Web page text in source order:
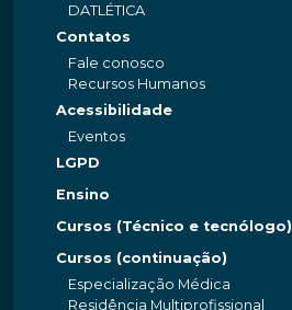
DATLÉTICA
Contatos
Fale conosco
Recursos Humanos
Acessibilidade
Eventos
LGPD
Ensino
Cursos (Técnico e tecnólogo)
Cursos (continuação)
Especialização Médica
Residência Multiprofissional